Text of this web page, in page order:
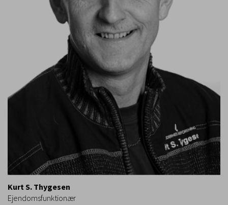
Kurt S. Thygesen
Ejendomsfunktionær